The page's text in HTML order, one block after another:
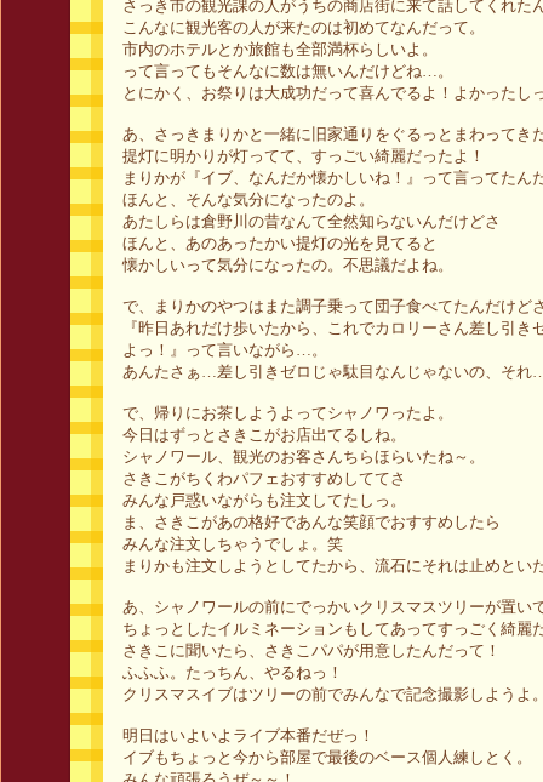
さっき市の観光課の人がうちの商店街に来て話してくれた
こんなに観光客の人が来たのは初めてなんだって。
市内のホテルとか旅館も全部満杯らしいよ。
って言ってもそんなに数は無いんだけどね…。
とにかく、お祭りは大成功だって喜んでるよ！よかったし
あ、さっきまりかと一緒に旧家通りをぐるっとまわってき
提灯に明かりが灯ってて、すっごい綺麗だったよ！
まりかが『イブ、なんだか懐かしいね！』って言ってたん
ほんと、そんな気分になったのよ。
あたしらは倉野川の昔なんて全然知らないんだけどさ
ほんと、あのあったかい提灯の光を見てると
懐かしいって気分になったの。不思議だよね。
で、まりかのやつはまた調子乗って団子食べてたんだけど
『昨日あれだけ歩いたから、これでカロリーさん差し引
よっ！』って言いながら…。
あんたさぁ…差し引きゼロじゃ駄目なんじゃないの、それ
で、帰りにお茶しようよってシャノワったよ。
今日はずっとさきこがお店出てるしね。
シャノワール、観光のお客さんちらほらいたね～。
さきこがちくわパフェおすすめしててさ
みんな戸惑いながらも注文してたしっ。
ま、さきこがあの格好であんな笑顔でおすすめしたら
みんな注文しちゃうでしょ。笑
まりかも注文しようとしてたから、流石にそれは止めとい
あ、シャノワールの前にでっかいクリスマスツリーが置い
ちょっとしたイルミネーションもしてあってすっごく綺麗
さきこに聞いたら、さきこパパが用意したんだって！
ふふふ。たっちん、やるねっ！
クリスマスイブはツリーの前でみんなで記念撮影しようよ
明日はいよいよライブ本番だぜっ！
イブもちょっと今から部屋で最後のベース個人練しとく。